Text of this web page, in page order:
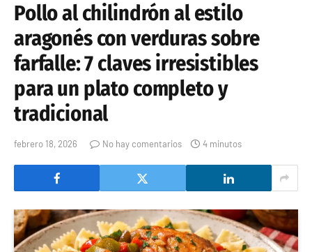
Pollo al chilindrón al estilo
aragonés con verduras sobre
farfalle: 7 claves irresistibles
para un plato completo y
tradicional
febrero 18, 2026 No hay comentarios 4 minutos